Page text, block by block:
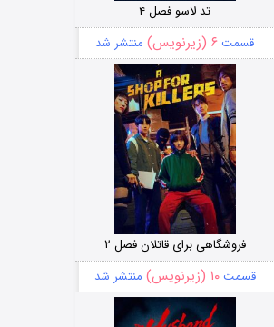
تد لاسو فصل ۴
قسمت ۶ (زیرنویس) منتشر شد
فروشگاهی برای قاتلان فصل ۲
قسمت۱۰ (زیرنویس) منتشر شد